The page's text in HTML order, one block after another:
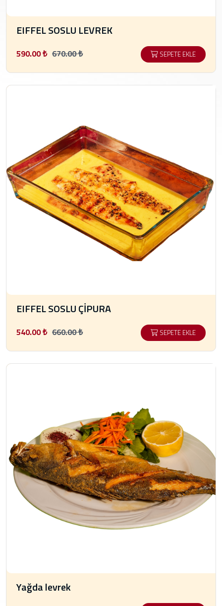
EIFFEL SOSLU LEVREK
590.00 ₺ 670.00 ₺ SEPETE EKLE
EIFFEL SOSLU ÇİPURA
540.00 ₺ 660.00 ₺ SEPETE EKLE
Yağda levrek